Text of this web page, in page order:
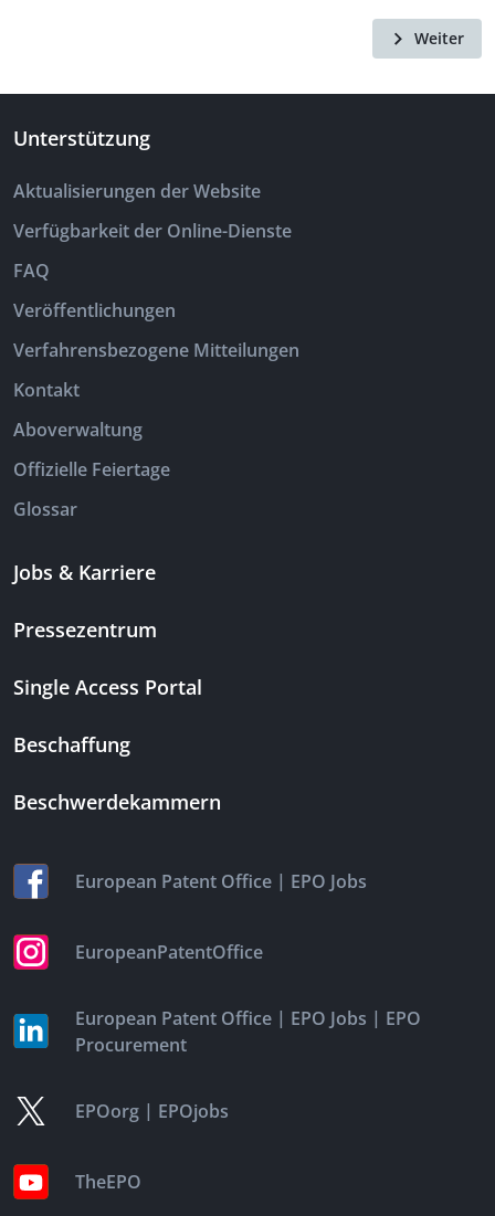
Weiter
Unterstützung
Aktualisierungen der Website
Verfügbarkeit der Online-Dienste
FAQ
Veröffentlichungen
Verfahrensbezogene Mitteilungen
Kontakt
Aboverwaltung
Offizielle Feiertage
Glossar
Jobs & Karriere
Pressezentrum
Single Access Portal
Beschaffung
Beschwerdekammern
European Patent Office | EPO Jobs
EuropeanPatentOffice
European Patent Office | EPO Jobs | EPO
Procurement
EPOorg | EPOjobs
TheEPO